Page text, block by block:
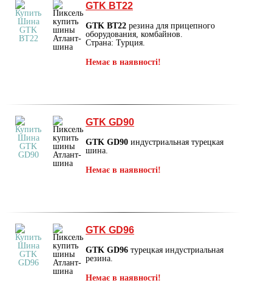
GTK BT22
GTK BT22 резина для прицепного
оборудования, комбайнов.
Страна: Турция.
Немає в наявності!
GTK GD90
GTK GD90 индустриальная турецкая
шина.
Немає в наявності!
GTK GD96
GTK GD96 турецкая индустриальная
резина.
Немає в наявності!